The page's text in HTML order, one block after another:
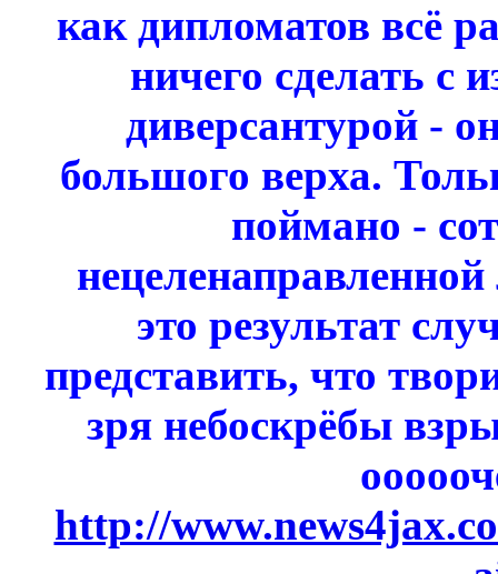
как дипломатов всё
ничего сделать с
диверсантурой -
большого верха.
поймано -
это результат
представить, что
зря небоскрёбы
http://